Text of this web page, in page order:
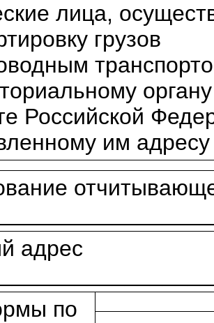
лица,
грузов
Российской
им адресу
адрес
по